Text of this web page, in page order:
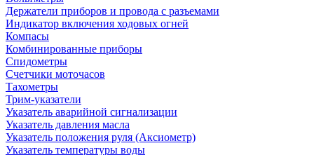
Держатели приборов и провода с разъемами
Индикатор включения ходовых огней
Компасы
Комбинированные приборы
Спидометры
Счетчики моточасов
Тахометры
Трим-указатели
Указатель аварийной сигнализации
Указатель давления масла
Указатель положения руля (Аксиометр)
Указатель температуры воды